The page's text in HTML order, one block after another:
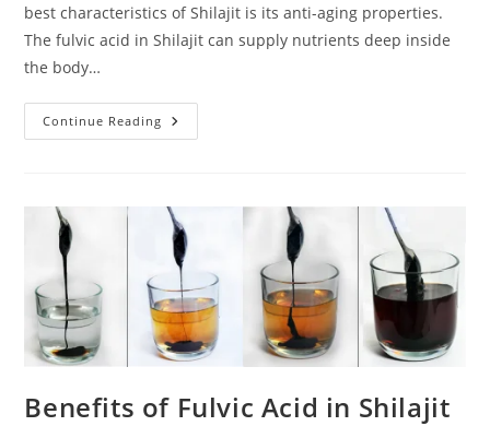
best characteristics of Shilajit is its anti-aging properties.
The fulvic acid in Shilajit can supply nutrients deep inside
the body…
Continue Reading Shilajit
Benefits
Benefits of Fulvic Acid in Shilajit